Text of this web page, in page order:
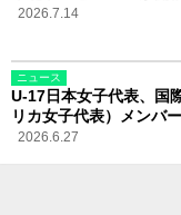
2026.7.14
ニュース
U-17日本女子代表、国
リカ女子代表）メンバ
2026.6.27